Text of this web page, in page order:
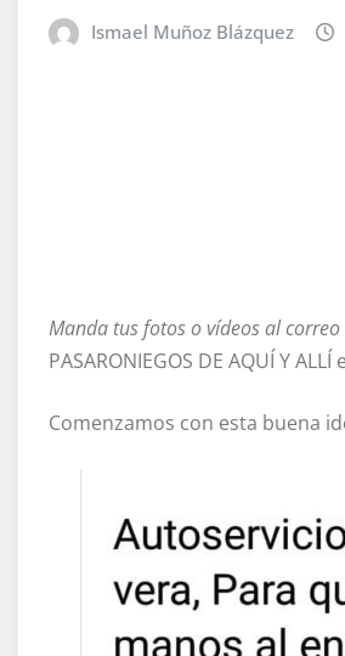
Ismael Muñoz Blázquez
Manda tus fotos o vídeos al
PASARONIEGOS DE AQUÍ Y
Comenzamos con esta buena